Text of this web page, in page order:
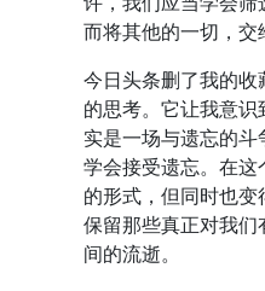
而将其他的一切，交
今日头条删了我的收
的思考。它让我意
实是一场与遗忘的
学会接受遗忘。在这
的形式，但同时也变
保留那些真正对我们
间的流逝。